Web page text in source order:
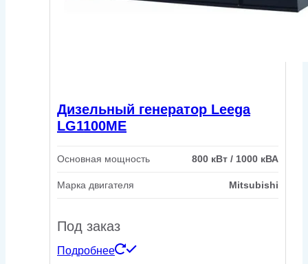
Дизельный генератор Leega
LG1100ME
Основная мощность 800 кВт / 1000 кВА
Марка двигателя Mitsubishi
Под заказ
Подробнее